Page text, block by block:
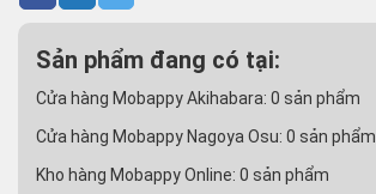
Sản phẩm đang có tại:
Cửa hàng Mobappy Akihabara: 0 sản phẩm
Cửa hàng Mobappy Nagoya Osu: 0 sản phẩm
Kho hàng Mobappy Online: 0 sản phẩm